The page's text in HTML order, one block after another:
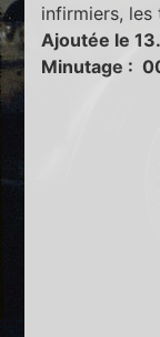
infirmiers, les
Ajoutée le
Minutage :